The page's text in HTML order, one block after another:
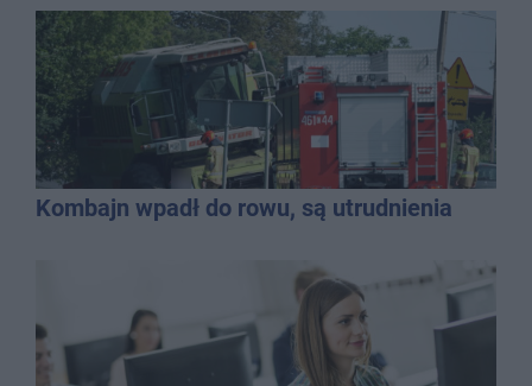
Kombajn wpadł do rowu, są utrudnienia